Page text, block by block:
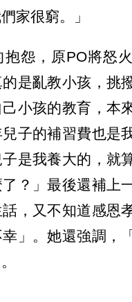
家很窮。」
怨，原PO將怒
是亂教小孩，挑
小孩的教育，本
子的補習費也是
是我養大的，就
？」最後還補上
，又不知道感恩
」。她還強調，